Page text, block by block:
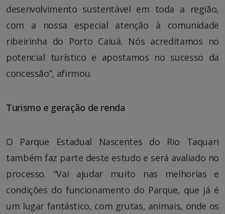
desenvolvimento sustentável em toda a região,
com a nossa especial atenção à comunidade
ribeirinha do Porto Caiuá. Nós acreditamos no
potencial turístico e apostamos no sucesso da
concessão”, afirmou.
Turismo e geração de renda
O Parque Estadual Nascentes do Rio Taquari
também faz parte deste estudo e será avaliado no
processo. “Vai ajudar muito nas melhorias e
condições do funcionamento do Parque, que já é
um lugar fantástico, com grutas, animais, onde os